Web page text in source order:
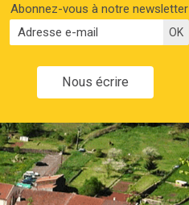
Abonnez-vous à notre newsletter
Nous écrire